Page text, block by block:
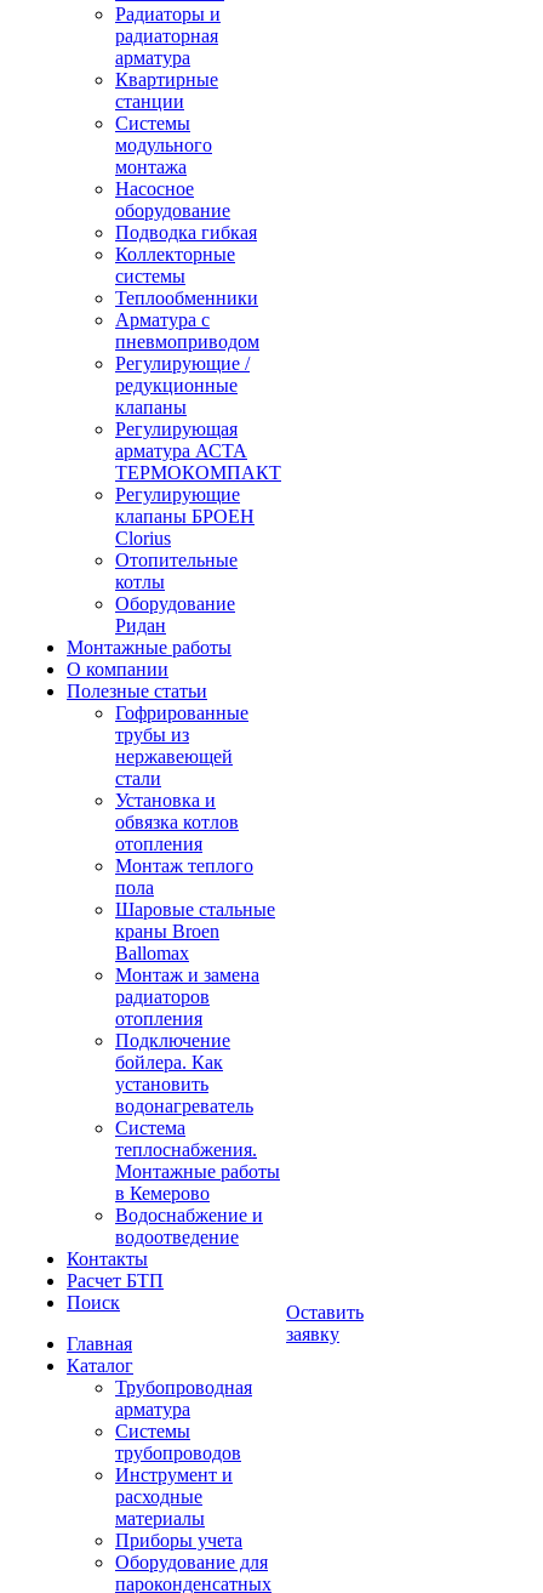
Радиаторы и
радиаторная
арматура
Квартирные
станции
Системы
модульного
монтажа
Насосное
оборудование
Подводка гибкая
Коллекторные
системы
Теплообменники
Арматура с
пневмоприводом
Регулирующие /
редукционные
клапаны
Регулирующая
арматура АСТА
ТЕРМОКОМПАКТ
Регулирующие
клапаны БРОЕН
Clorius
Отопительные
котлы
Оборудование
Ридан
Монтажные работы
О компании
Полезные статьи
Гофрированные
трубы из
нержавеющей
стали
Установка и
обвязка котлов
отопления
Монтаж теплого
пола
Шаровые стальные
краны Broen
Ballomax
Монтаж и замена
радиаторов
отопления
Подключение
бойлера. Как
установить
водонагреватель
Система
теплоснабжения.
Монтажные работы
в Кемерово
Водоснабжение и
водоотведение
Контакты
Расчет БТП
Поиск
Главная
Каталог
Трубопроводная
арматура
Системы
трубопроводов
Инструмент и
расходные
материалы
Приборы учета
Оборудование для
пароконденсатных
Оставить
заявку